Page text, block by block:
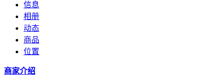
信息
相册
动态
商品
位置
商家介绍